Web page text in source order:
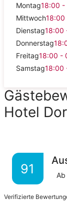
Montag18:00 -
Mittwoch18:00
Dienstag18:00
Donnerstag
Freitag18:00 -
Samstag18:00
Hotel
91 Ab
Verifizierte